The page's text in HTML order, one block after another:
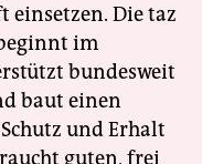
einsetzen. Die taz
im
bundesweit
baut einen
und Erhalt
guten, frei